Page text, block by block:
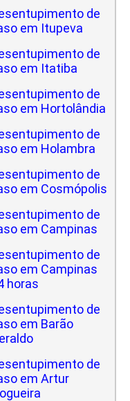
de
em Itupeva
de
em Itatiba
de
em Hortolândia
de
em Holambra
de
em Cosmópolis
de
em Campinas
de
em Campinas
horas
de
em Barão
de
em Artur